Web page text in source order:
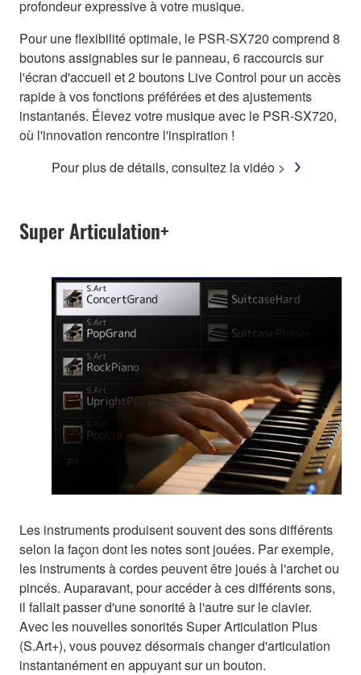
profondeur expressive à votre musique.
Pour une flexibilité optimale, le PSR-SX720 comprend 8
boutons assignables sur le panneau, 6 raccourcis sur
l'écran d'accueil et 2 boutons Live Control pour un accès
rapide à vos fonctions préférées et des ajustements
instantanés. Élevez votre musique avec le PSR-SX720,
où l'innovation rencontre l'inspiration !
Pour plus de détails, consultez la vidéo >
Super Articulation+
Les instruments produisent souvent des sons différents
selon la façon dont les notes sont jouées. Par exemple,
les instruments à cordes peuvent être joués à l'archet ou
pincés. Auparavant, pour accéder à ces différents sons,
il fallait passer d'une sonorité à l'autre sur le clavier.
Avec les nouvelles sonorités Super Articulation Plus
(S.Art+), vous pouvez désormais changer d'articulation
instantanément en appuyant sur un bouton.